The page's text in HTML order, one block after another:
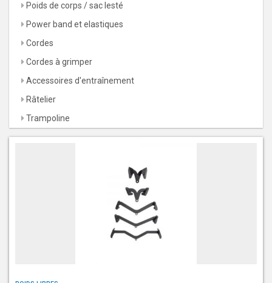
Poids de corps / sac lesté
Power band et elastiques
Cordes
Cordes à grimper
Accessoires d'entraînement
Râtelier
Trampoline